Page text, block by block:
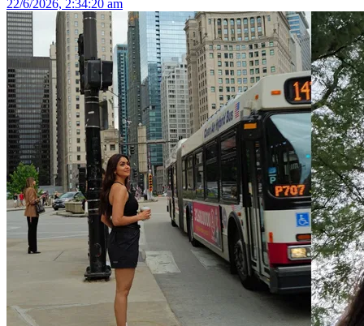
22/6/2026, 2:34:20 am